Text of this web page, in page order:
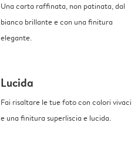
Una carta raffinata, non patinata, dal
bianco brillante e con una finitura
elegante.
Lucida
Fai risaltare le tue foto con colori vivaci
e una finitura superliscia e lucida.